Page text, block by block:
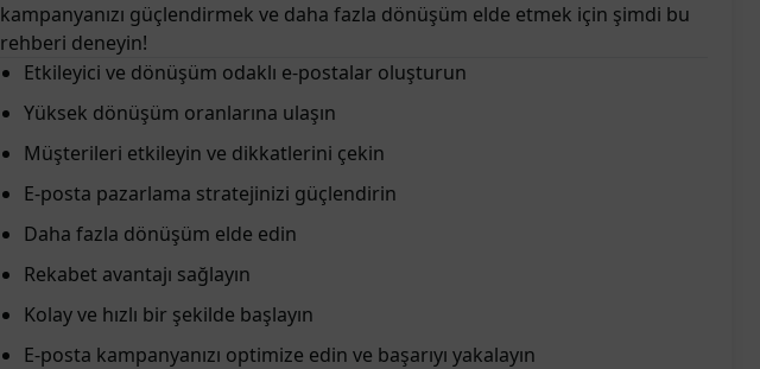
kampanyanızı güçlendirmek ve daha fazla dönüşüm elde etmek için şimdi bu
rehberi deneyin!
Etkileyici ve dönüşüm odaklı e-postalar oluşturun
Yüksek dönüşüm oranlarına ulaşın
Müşterileri etkileyin ve dikkatlerini çekin
E-posta pazarlama stratejinizi güçlendirin
Daha fazla dönüşüm elde edin
Rekabet avantajı sağlayın
Kolay ve hızlı bir şekilde başlayın
E-posta kampanyanızı optimize edin ve başarıyı yakalayın